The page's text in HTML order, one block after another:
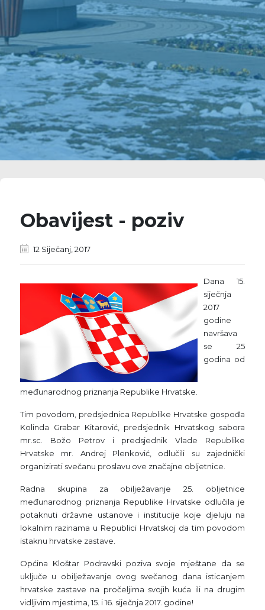
Obavijest - poziv
12 Siječanj, 2017
Dana 15.
siječnja
2017
godine
navršava
se 25
godina od
međunarodnog priznanja Republike Hrvatske.
Tim povodom, predsjednica Republike Hrvatske gospođa
Kolinda Grabar Kitarović, predsjednik Hrvatskog sabora
mr.sc. Božo Petrov i predsjednik Vlade Republike
Hrvatske mr. Andrej Plenković, odlučili su zajednički
organizirati svečanu proslavu ove značajne obljetnice.
Radna skupina za obilježavanje 25. obljetnice
međunarodnog priznanja Republike Hrvatske odlučila je
potaknuti državne ustanove i institucije koje djeluju na
lokalnim razinama u Republici Hrvatskoj da tim povodom
istaknu hrvatske zastave.
Općina Kloštar Podravski poziva svoje mještane da se
uključe u obilježavanje ovog svečanog dana isticanjem
hrvatske zastave na pročeljima svojih kuća ili na drugim
vidljivim mjestima, 15. i 16. siječnja 2017. godine!